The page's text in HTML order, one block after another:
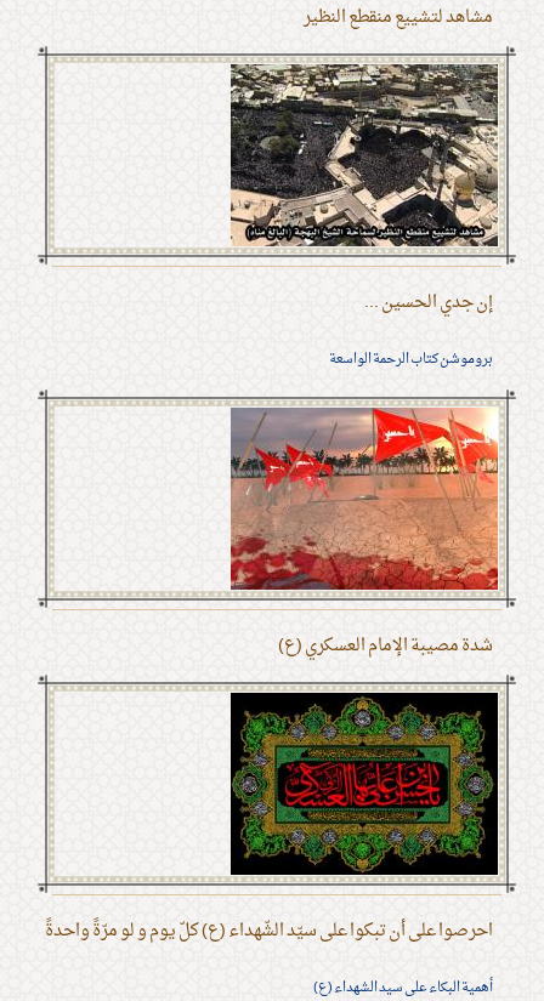
مشاهد لتشييع منقطع النظير
إن جدي الحسين ...
بروموشن كتاب الرحمة الواسعة
شدة مصيبة الإمام العسكري (ع)
احرصوا على أن تبكوا على سيّد الشّهداء (ع) كلّ يوم و لو مرّةً واحدةً
أهمية البكاء على سيد الشهداء (ع)